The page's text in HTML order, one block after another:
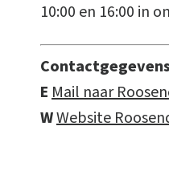
10:00 en 16:00 in
Contactgegevens
EMail naar
WWebsite